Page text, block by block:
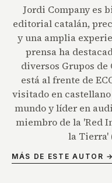
Jordi Company es
editorial catalán,
y una amplia
prensa ha
diversos Grupos
está al frente de
visitado en
mundo y líder en
miembro de la 'Red
la Tierra'
MÁS DE ESTE AUTOR →